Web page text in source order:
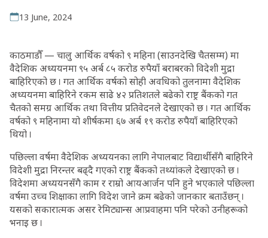
13 June, 2024
काठमाडौँ — चालु आर्थिक वर्षको ९ महिना (साउनदेखि चैतसम्म) मा
वैदेशिक अध्ययनमा ९५ अर्ब ८५ करोड रुपैयाँ बराबरको विदेशी मुद्रा
बाहिरिएको छ । गत आर्थिक वर्षको सोही अवधिको तुलनामा वैदेशिक
अध्ययनमा बाहिरिने रकम साढे ४२ प्रतिशतले बढेको राष्ट्र बैंकको गत
चैतको समग्र आर्थिक तथा वित्तीय प्रतिवेदनले देखाएको छ । गत आर्थिक
वर्षको ९ महिनामा यो शीर्षकमा ६७ अर्ब १९ करोड रुपैयाँ बाहिरिएको
थियो ।
पछिल्ला वर्षमा वैदेशिक अध्ययनका लागि नेपालबाट विद्यार्थीसँगै बाहिरिने
विदेशी मुद्रा निरन्तर बढ्दै गएको राष्ट्र बैंकको तथ्यांकले देखाएको छ ।
विदेशमा अध्ययनसँगै काम र राम्रो आयआर्जन पनि हुने भएकाले पछिल्ला
वर्षमा उच्च शिक्षाका लागि विदेश जाने क्रम बढेको जानकार बताउँछन् ।
यसको सकारात्मक असर रेमिट्यान्स आप्रवाहमा पनि परेको उनीहरूको
भनाइ छ ।